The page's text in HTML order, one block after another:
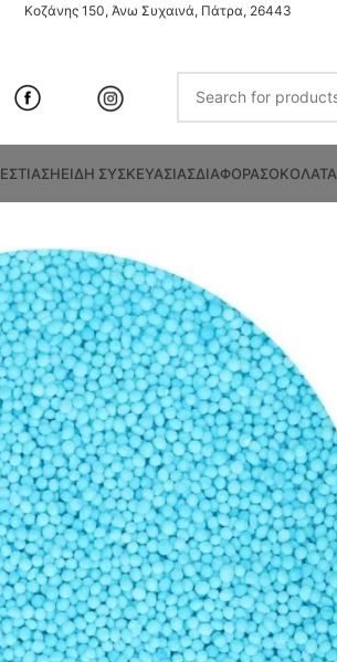
Κοζάνης 150, Άνω Συχαινά, Πάτρα, 26443
ΕΣΤΙΑΣΗΕΙΔΗ ΣΥΣΚΕΥΑΣΙΑΣΔΙΑΦΟΡΑΣΟΚΟΛΑΤΑ